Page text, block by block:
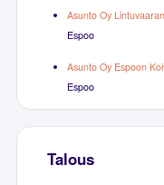
Asunto Oy
Espoo
Asunto Oy Espoon
Espoo
Talous